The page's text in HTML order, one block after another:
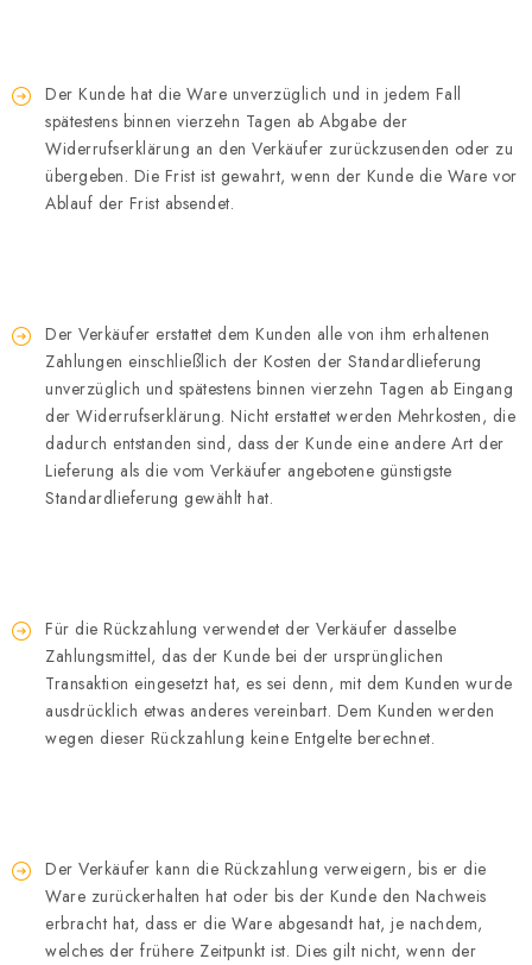
Der Kunde hat die Ware unverzüglich und in jedem Fall
spätestens binnen vierzehn Tagen ab Abgabe der
Widerrufserklärung an den Verkäufer zurückzusenden oder zu
übergeben. Die Frist ist gewahrt, wenn der Kunde die Ware vor
Ablauf der Frist absendet.
Der Verkäufer erstattet dem Kunden alle von ihm erhaltenen
Zahlungen einschließlich der Kosten der Standardlieferung
unverzüglich und spätestens binnen vierzehn Tagen ab Eingang
der Widerrufserklärung. Nicht erstattet werden Mehrkosten, die
dadurch entstanden sind, dass der Kunde eine andere Art der
Lieferung als die vom Verkäufer angebotene günstigste
Standardlieferung gewählt hat.
Für die Rückzahlung verwendet der Verkäufer dasselbe
Zahlungsmittel, das der Kunde bei der ursprünglichen
Transaktion eingesetzt hat, es sei denn, mit dem Kunden wurde
ausdrücklich etwas anderes vereinbart. Dem Kunden werden
wegen dieser Rückzahlung keine Entgelte berechnet.
Der Verkäufer kann die Rückzahlung verweigern, bis er die
Ware zurückerhalten hat oder bis der Kunde den Nachweis
erbracht hat, dass er die Ware abgesandt hat, je nachdem,
welches der frühere Zeitpunkt ist. Dies gilt nicht, wenn der